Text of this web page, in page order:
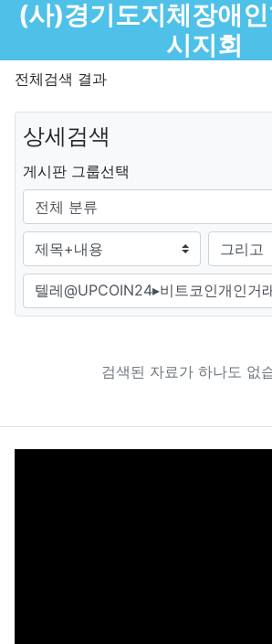
메뉴
(사)경기도지체장애
시지회
전체검색 결과
상세검색
그룹
게시판 그룹선택
검색조건 검색방법
검색어
검색된 자료가 하나도 없